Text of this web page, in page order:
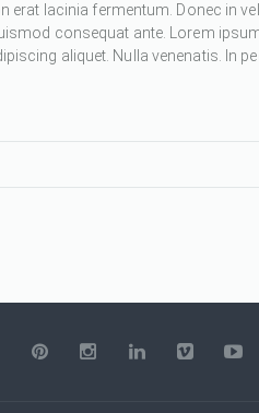
erat lacinia fermentum. Donec in
consequat ante. Lorem
aliquet. Nulla venenatis. In